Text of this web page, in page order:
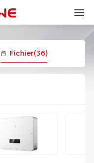
Fichier(36)